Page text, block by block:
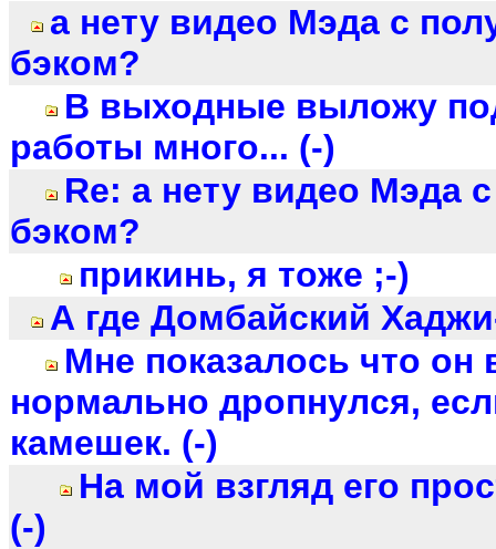
а нету видео Мэда с
бэком?
В выходные выложу
работы много... (-)
Re: а нету видео Мэда
бэком?
прикинь, я тоже ;-)
А где Домбайский
Мне показалось что он
нормально дропнулся,
камешек. (-)
На мой взгляд его
(-)